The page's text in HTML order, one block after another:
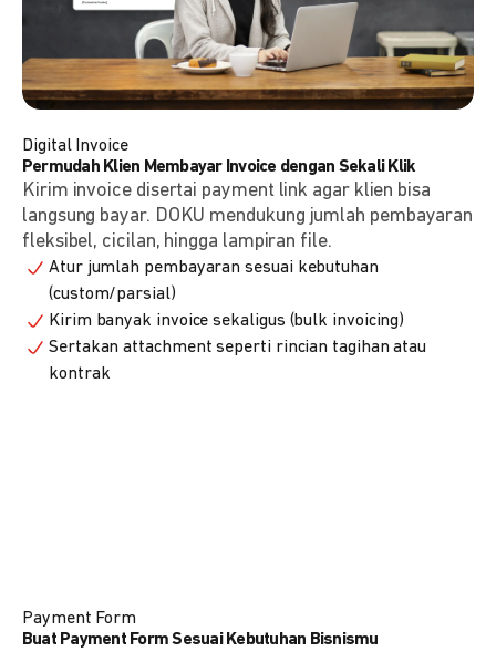
Digital Invoice
Permudah Klien Membayar Invoice dengan Sekali Klik
Kirim invoice disertai payment link agar klien bisa
langsung bayar. DOKU mendukung jumlah pembayaran
fleksibel, cicilan, hingga lampiran file.
Atur jumlah pembayaran sesuai kebutuhan
(custom/parsial)
Kirim banyak invoice sekaligus (bulk invoicing)
Sertakan attachment seperti rincian tagihan atau
kontrak
Payment Form
Buat Payment Form Sesuai Kebutuhan Bisnismu